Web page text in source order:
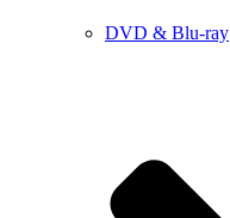
DVD & Blu-ray